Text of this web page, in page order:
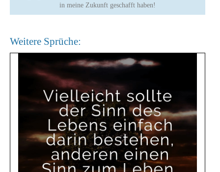
in meine Zukunft geschafft haben!
Weitere Sprüche: